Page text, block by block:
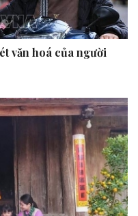
văn hoá của người